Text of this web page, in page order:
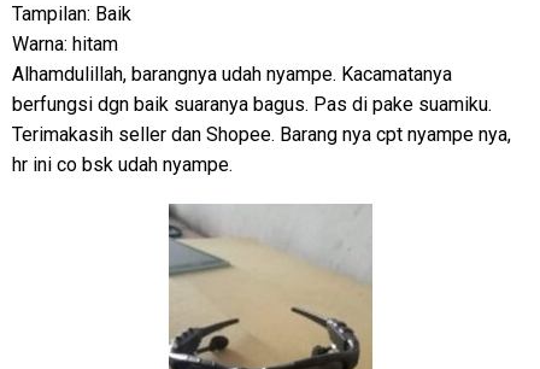
Tampilan: Baik
Warna: hitam
Alhamdulillah, barangnya udah nyampe. Kacamatanya
berfungsi dgn baik suaranya bagus. Pas di pake suamiku.
Terimakasih seller dan Shopee. Barang nya cpt nyampe nya,
hr ini co bsk udah nyampe.